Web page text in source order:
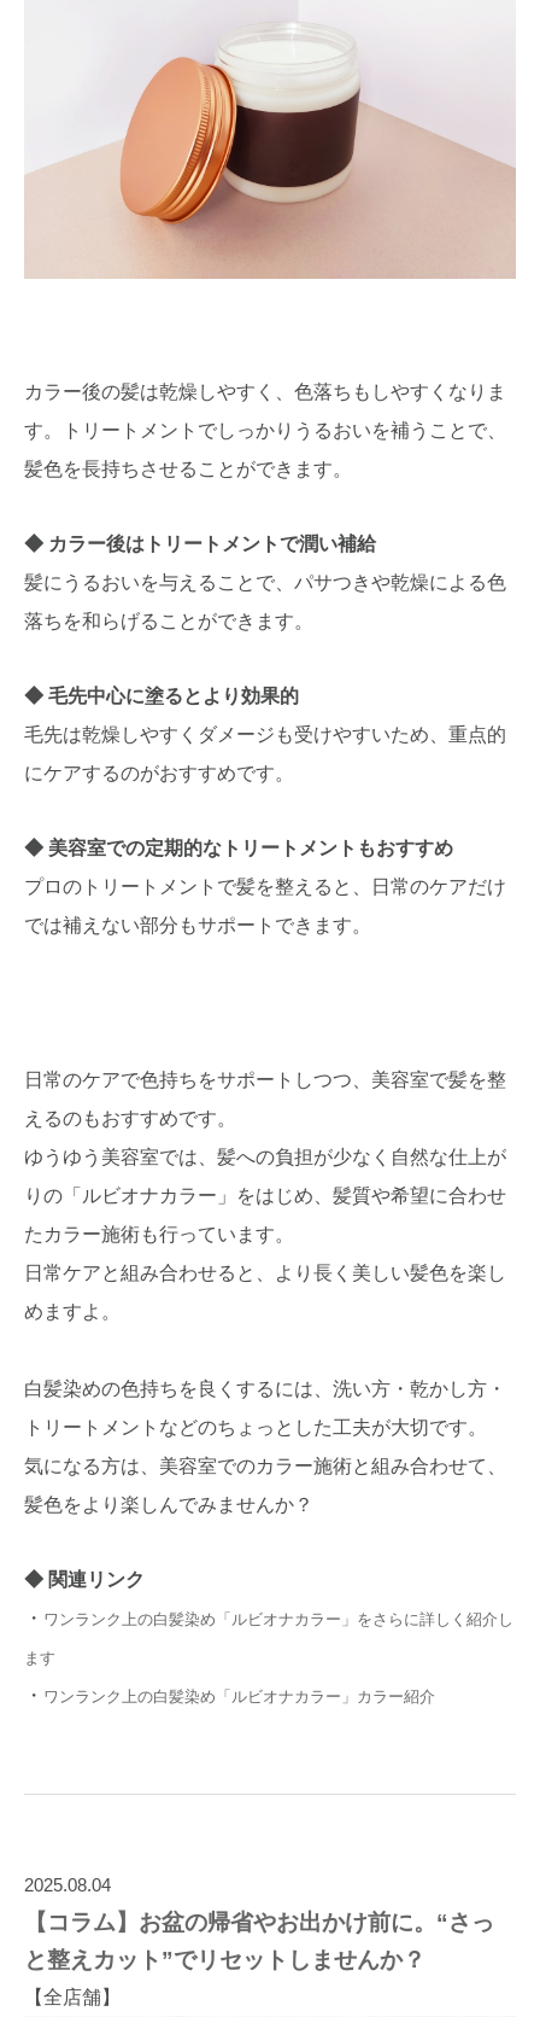
カラー後の髪は乾燥しやすく、色落ちもしやすくなりま
す。トリートメントでしっかりうるおいを補うことで、
髪色を長持ちさせることができます。
カラー後はトリートメントで潤い補給
髪にうるおいを与えることで、パサつきや乾燥による色
落ちを和らげることができます。
毛先中心に塗るとより効果的
毛先は乾燥しやすくダメージも受けやすいため、重点的
にケアするのがおすすめです。
美容室での定期的なトリートメントもおすすめ
プロのトリートメントで髪を整えると、日常のケアだけ
では補えない部分もサポートできます。
日常のケアで色持ちをサポートしつつ、美容室で髪を整
えるのもおすすめです。
ゆうゆう美容室では、髪への負担が少なく自然な仕上が
りの「ルビオナカラー」をはじめ、髪質や希望に合わせ
たカラー施術も行っています。
日常ケアと組み合わせると、より長く美しい髪色を楽し
めますよ。
白髪染めの色持ちを良くするには、洗い方・乾かし方・
トリートメントなどのちょっとした工夫が大切です。
気になる方は、美容室でのカラー施術と組み合わせて、
髪色をより楽しんでみませんか？
関連リンク
・ ワンランク上の白髪染め「ルビオナカラー」をさらに詳しく紹介し
ます
・ ワンランク上の白髪染め「ルビオナカラー」カラー紹介
2025.08.04
【コラム】お盆の帰省やお出かけ前に。“さっ
と整えカット”でリセットしませんか？
【全店舗】